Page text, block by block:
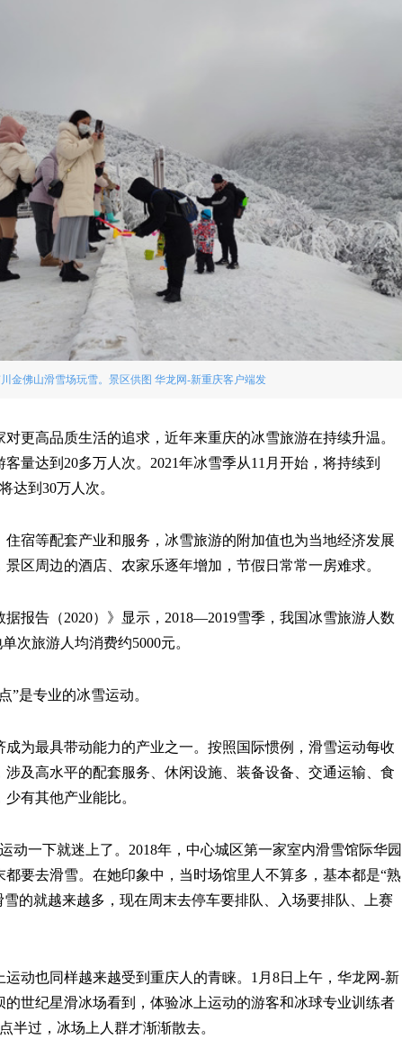
金佛山滑雪场玩雪。景区供图 华龙网-新重庆客户端发
更高品质生活的追求，近年来重庆的冰雪旅游在持续升温。
量达到20多万人次。2021年冰雪季从11月开始，将持续到
达到30万人次。
住宿等配套产业和服务，冰雪旅游的附加值也为当地经济发展
区周边的酒店、农家乐逐年增加，节假日常常一房难求。
据报告（2020）》显示，2018—2019雪季，我国冰雪旅游人数
次旅游人均消费约5000元。
”是专业的冰雪运动。
为最具带动能力的产业之一。按照国际惯例，滑雪运动每收
涉及高水平的配套服务、休闲设施、装备设备、交通运输、食
有其他产业能比。
动一下就迷上了。2018年，中心城区第一家室内滑雪馆际华园
要去滑雪。在她印象中，当时场馆里人不算多，基本都是“熟
雪的就越来越多，现在周末去停车要排队、入场要排队、上赛
运动也同样越来越受到重庆人的青睐。1月8日上午，华龙网-新
世纪星滑冰场看到，体验冰上运动的游客和冰球专业训练者
半过，冰场上人群才渐渐散去。